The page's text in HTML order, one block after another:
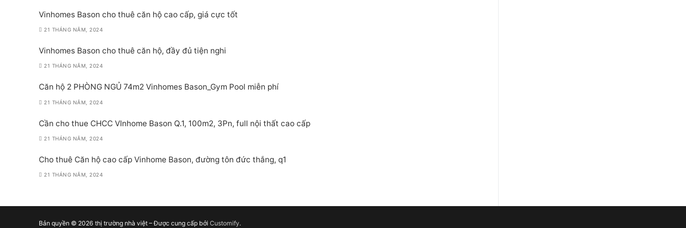
Vinhomes Bason cho thuê căn hộ cao cấp, giá cực tốt
21 THÁNG NĂM, 2024
Vinhomes Bason cho thuê căn hộ, đầy đủ tiện nghi
21 THÁNG NĂM, 2024
Căn hộ 2 PHÒNG NGỦ 74m2 Vinhomes Bason_Gym Pool miễn phí
21 THÁNG NĂM, 2024
Cần cho thue CHCC VInhome Bason Q.1, 100m2, 3Pn, full nội thất cao cấp
21 THÁNG NĂM, 2024
Cho thuê Căn hộ cao cấp Vinhome Bason, đường tôn đức thắng, q1
21 THÁNG NĂM, 2024
Bản quyền © 2026 thị trường nhà việt – Được cung cấp bởi Customify.